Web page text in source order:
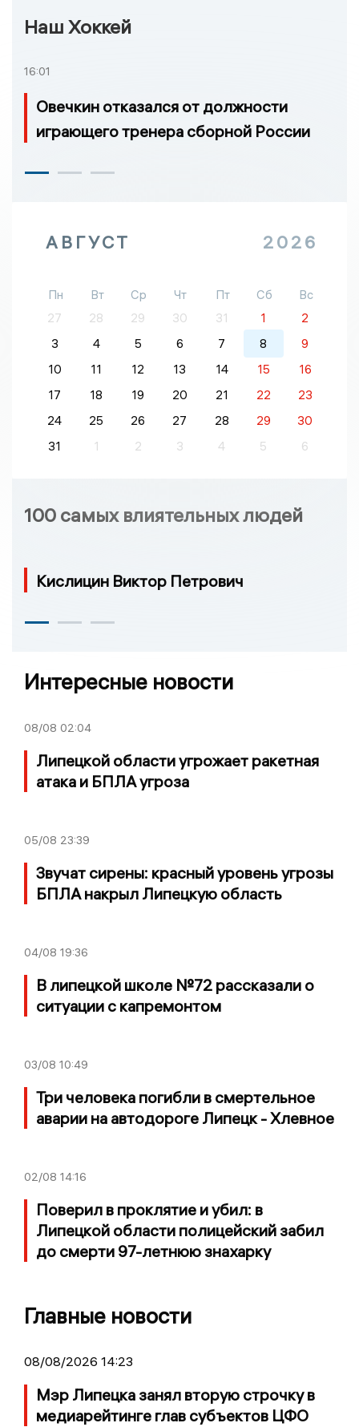
Наш Хоккей
16:01
Овечкин отказался от должности
играющего тренера сборной России
АВГУСТ 2026
Пн Вт Ср Чт Пт Сб
Вс
27
28 29 30 31 1
2
3
4 5 6 7 8
9
10
11 12 13 14 15
16
17
18 19 20 21 22
23
24
25 26 27 28 29
30
31
1 2 3 4 5 6
100 самых влиятельных людей
Кислицин Виктор Петрович
Интересные новости
08/08 02:04
Липецкой области угрожает ракетная
атака и БПЛА угроза
05/08 23:39
Звучат сирены: красный уровень угрозы
БПЛА накрыл Липецкую область
04/08 19:36
В липецкой школе №72 рассказали о
ситуации с капремонтом
03/08 10:49
Три человека погибли в смертельное
аварии на автодороге Липецк - Хлевное
02/08 14:16
Поверил в проклятие и убил: в
Липецкой области полицейский забил
до смерти 97-летнюю знахарку
Главные новости
08/08/2026 14:23
Мэр Липецка занял вторую строчку в
медиарейтинге глав субъектов ЦФО